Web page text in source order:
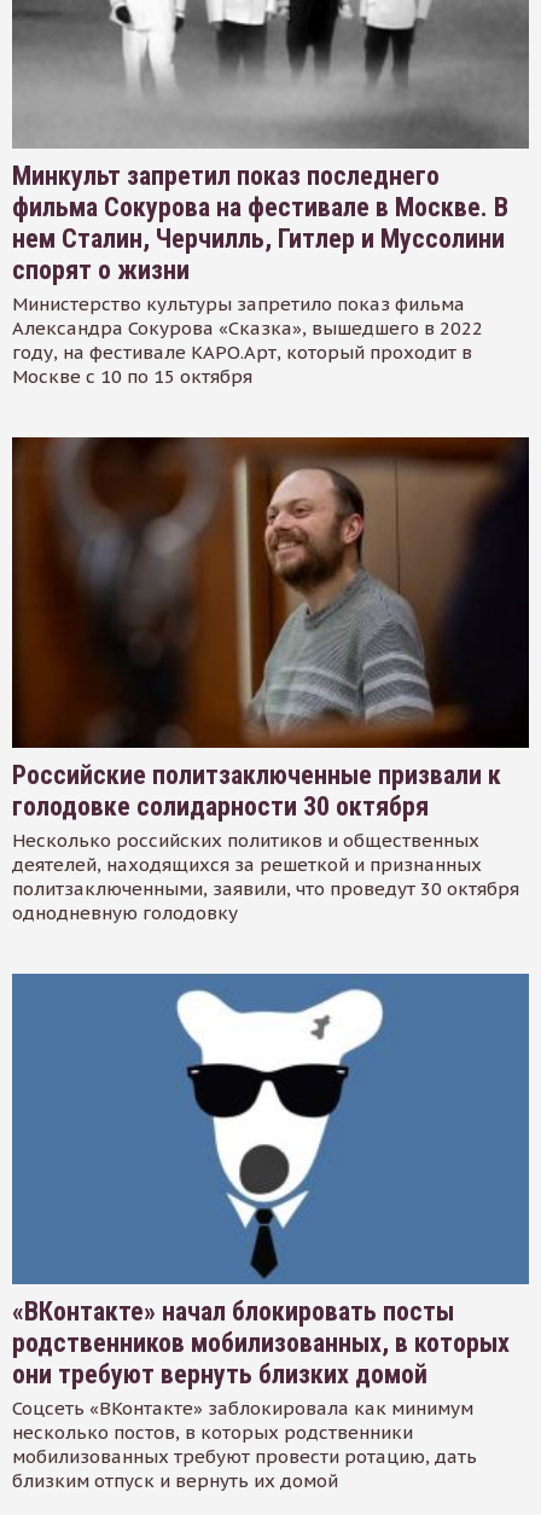
Минкульт запретил показ последнего
фильма Сокурова на фестивале в Москве. В
нем Сталин, Черчилль, Гитлер и Муссолини
спорят о жизни
Министерство культуры запретило показ фильма
Александра Сокурова «Сказка», вышедшего в 2022
году, на фестивале КАРО.Арт, который проходит в
Москве с 10 по 15 октября
Российские политзаключенные призвали к
голодовке солидарности 30 октября
Несколько российских политиков и общественных
деятелей, находящихся за решеткой и признанных
политзаключенными, заявили, что проведут 30 октября
однодневную голодовку
«ВКонтакте» начал блокировать посты
родственников мобилизованных, в которых
они требуют вернуть близких домой
Соцсеть «ВКонтакте» заблокировала как минимум
несколько постов, в которых родственники
мобилизованных требуют провести ротацию, дать
близким отпуск и вернуть их домой